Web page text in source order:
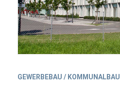
GEWERBEBAU / KOMMUNALBAU